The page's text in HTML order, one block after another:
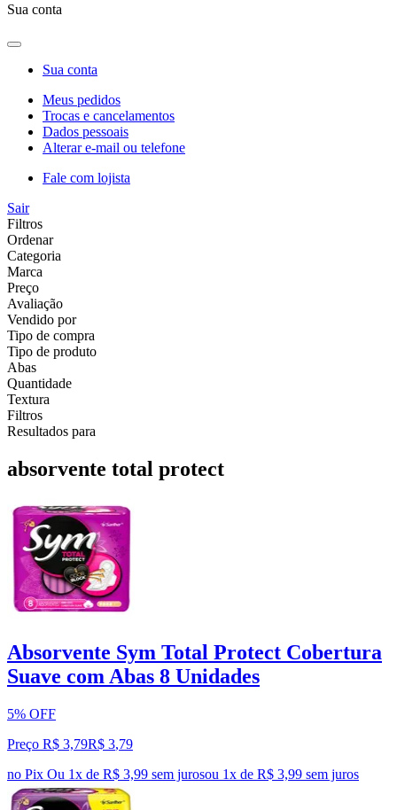
Sua conta
Sua conta
Meus pedidos
Trocas e cancelamentos
Dados pessoais
Alterar e-mail ou telefone
Fale com lojista
Sair
Filtros
Ordenar
Categoria
Marca
Preço
Avaliação
Vendido por
Tipo de compra
Tipo de produto
Abas
Quantidade
Textura
Filtros
Resultados para
absorvente total protect
Absorvente Sym Total Protect Cobertura
Suave com Abas 8 Unidades
5% OFF
Preço R$ 3,79R$ 3,79
no Pix Ou 1x de R$ 3,99 sem jurosou 1x de R$ 3,99 sem juros